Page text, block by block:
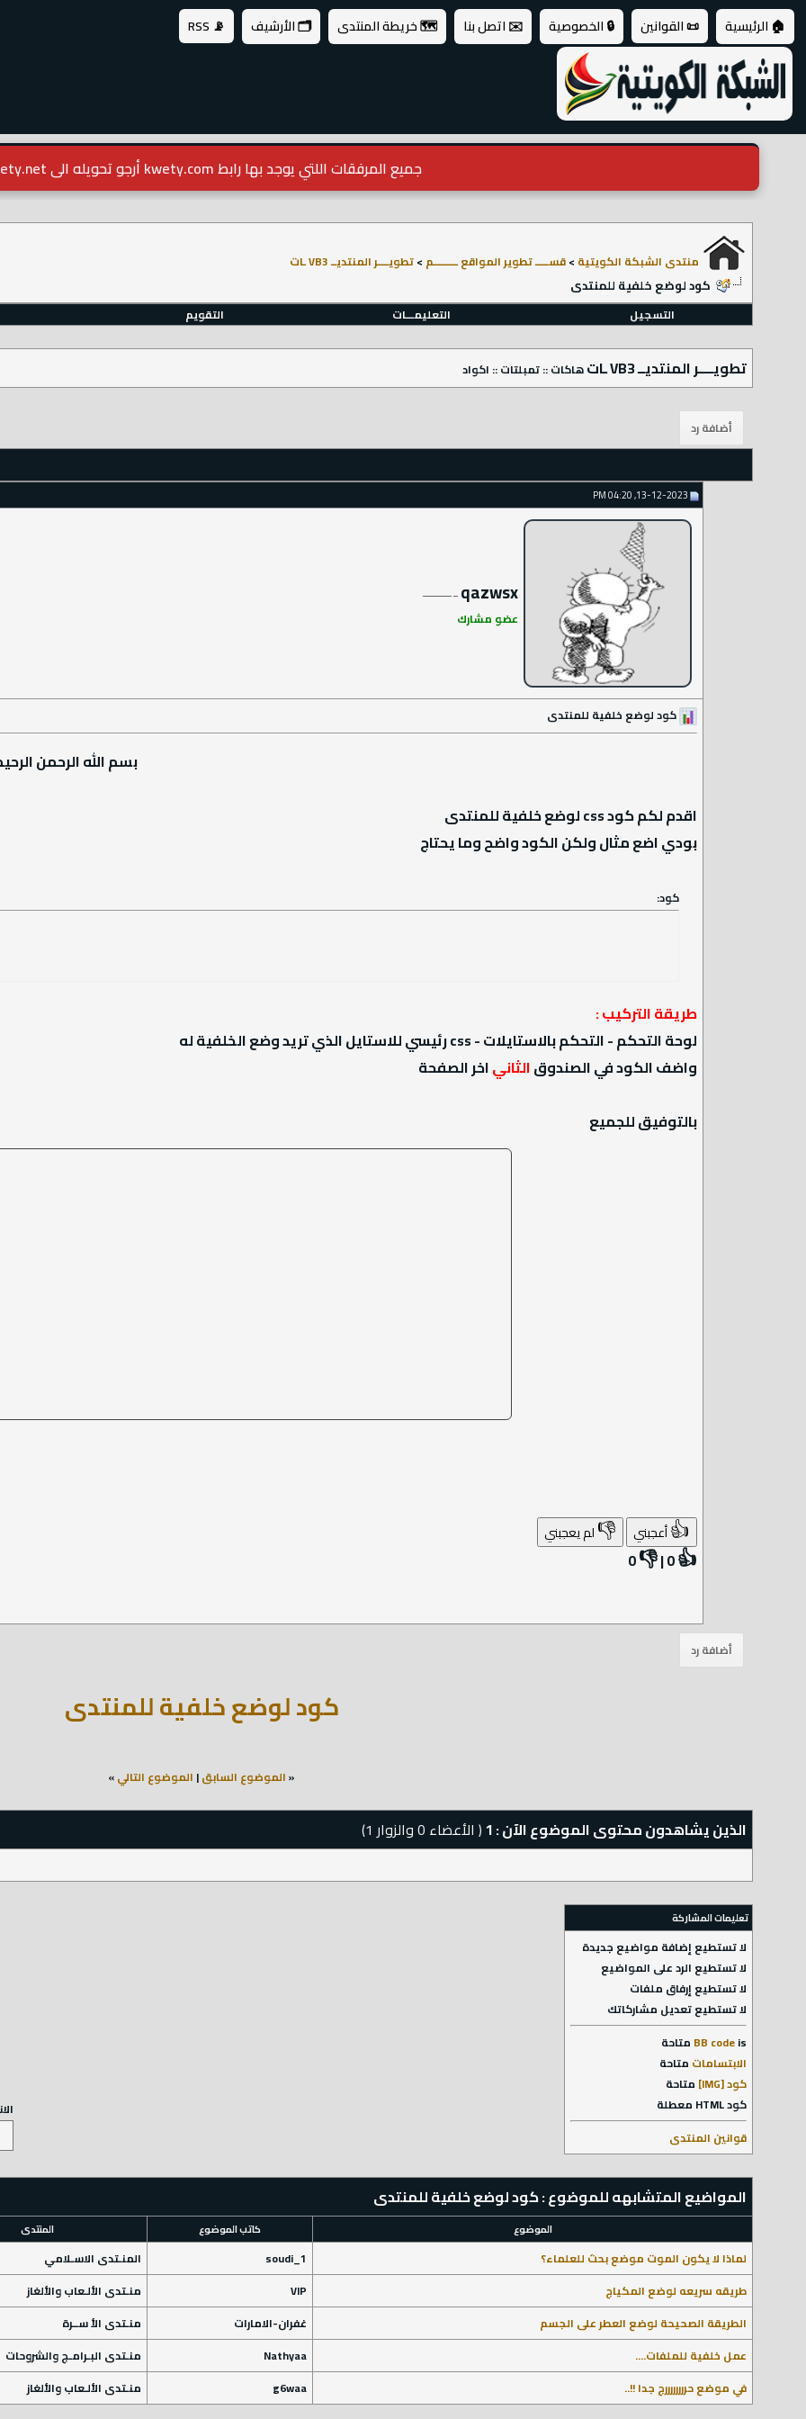
🏠 الرئيسية 📜 القوانين 🔒 الخصوصية ✉️ اتصل بنا 🗺️ خريطة المنتدى 🗂️ الأرشيف 📡 RSS
جميع المرفقات اللتي يوجد بها رابط kwety.com أرجو تحويله الى kwety.net
منتدى الشبكة الكويتية >قســـــ تطوير المواقع ـــــــــم >تطويــــر المنتديــ VB3 ـات
كود لوضع خلفية للمنتدى
التسجيل
التعليمـــات التقويم
تطويــــر المنتديــ VB3 ـات هاكات :: تمبلتات :: اكواد
qazwsx
عضو مشارك
كود لوضع خلفية للمنتدى
بسم الله الرحمن
اقدم لكم كود css لوضع خلفية للمنتدى
بودي اضع مثال ولكن الكود واضح وما يحتاج
كود:
طريقة التركيب :
لوحة التحكم - التحكم بالاستايلات - css رئيسي للاستايل الذي تريد وضع الخلفية له
واضف الكود في الصندوقالثانياخر الصفحة
بالتوفيق للجميع
👍أعجبني 👎لم يعجبني
👍
0
|
👎
0
كود لوضع خلفية للمنتدى
«الموضوع السابق| الموضوع التالي»
الذين يشاهدون محتوى الموضوع الآن : 1 ( الأعضاء 0 والزوار 1)
تعليمات المشاركة
لا تستطيع إضافة مواضيع جديدة
لا تستطيع الرد على المواضيع
لا تستطيع إرفاق ملفات
لا تستطيعتعديل مشاركاتك
BB codeis
متاحة
الابتسامات متاحة
كود [IMG]
متاحة
كود HTML
معطلة
قوانين المنتدى
المواضيع المتشابهه للموضوع : كود لوضع خلفية للمنتدى
الموضوع كاتب الموضوع المنتدى
لماذا لا يكون الموت موضع بحث للعلماء؟ soudi_1 المنـتدى الاسـلامي
طريقه سريعه لوضع المكياج
VIP منـتدى الألـعاب والألغاز
الطريقة الصحيحة لوضع العطر على الجسم
غفران-الامارات منـتدى الأ ســرة
عمل خلفية للملفات....
Nathyaa منـتدى البـرامـج والشروحات
في موضع حررررررررج جدا !!..
g6waa منـتدى الألـعاب والألغاز